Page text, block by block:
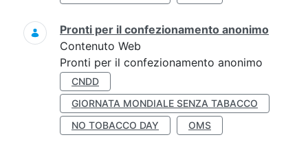
Pronti per il confezionamento anonimo
Contenuto Web
Pronti per il confezionamento anonimo
CNDD
GIORNATA MONDIALE SENZA TABACCO
NO TOBACCO DAY
OMS